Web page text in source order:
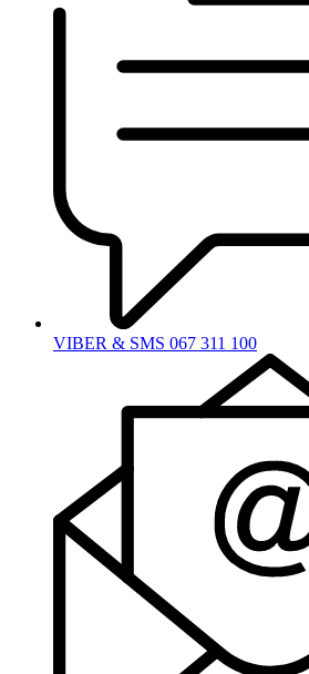
VIBER & SMS 067 311 100